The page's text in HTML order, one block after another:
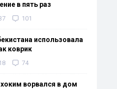
в пять раз
101
использовала
коврик
74
хоким ворвался в дом